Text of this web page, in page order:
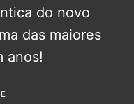
do novo
das maiores
anos!